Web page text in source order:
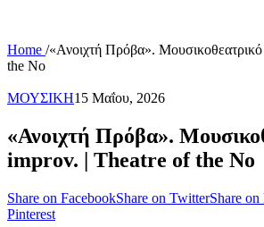
Home /«Ανοιχτή Πρόβα».
the No
ΜΟΥΣΙΚΗ15 Μαΐου, 2026
«Ανοιχτή Πρόβα».
improv. | Theatre of the No
Share on FacebookShare on TwitterShare
Pinterest